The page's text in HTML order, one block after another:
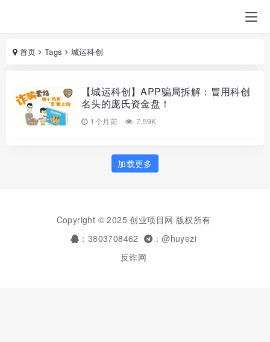
首页 Tags 城运科创
【城运科创】APP骗局拆解：冒用科创
名头的庞氏资金盘！
1个月前 7.59K
加载更多
Copyright © 2025 创业项目网 版权所有
：3803708462
：@huyezi
反诈网